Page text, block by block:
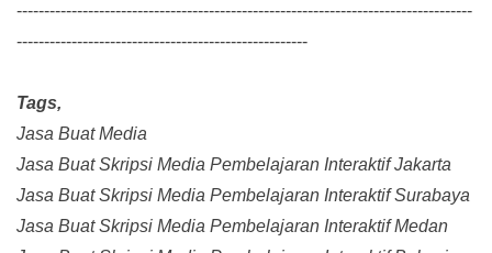
-----------------------------------------------------------------------------------
-----------------------------------------------------
Tags,
Jasa Buat Media
Jasa Buat Skripsi Media Pembelajaran Interaktif Jakarta
Jasa Buat Skripsi Media Pembelajaran Interaktif Surabaya
Jasa Buat Skripsi Media Pembelajaran Interaktif Medan